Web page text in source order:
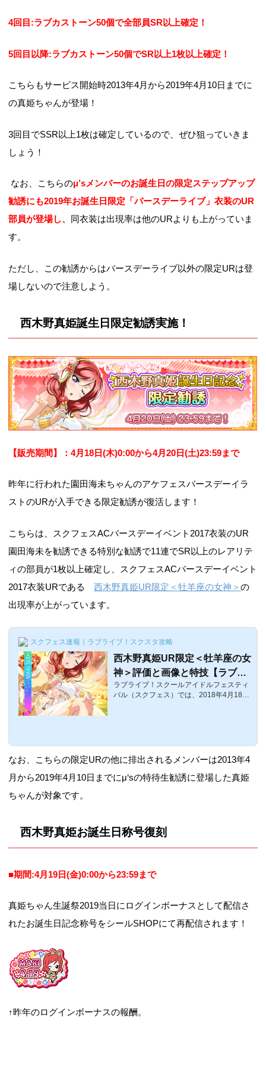
4回目:ラブカストーン50個で全部員SR以上確定！
5回目以降:ラブカストーン50個でSR以上1枚以上確定！
こちらもサービス開始時2013年4月から2019年4月10日までに
の真姫ちゃんが登場！
3回目でSSR以上1枚は確定しているので、ぜひ狙っていきま
しょう！
なお、こちらのμ’sメンバーのお誕生日の限定ステップアップ
勧誘にも2019年お誕生日限定「バースデーライブ」衣装のUR
部員が登場し、 同衣装は出現率は他のURよりも上がっていま
す。
ただし、この勧誘からはバースデーライブ以外の限定URは登
場しないので注意しよう。
西木野真姫誕生日限定勧誘実施！
【販売期間】：4月18日(木)0:00から4月20日(土)23:59まで
昨年に行われた園田海未ちゃんのアケフェスバースデーイラ
ストのURが入手できる限定勧誘が復活します！
こちらは、スクフェスACバースデーイベント2017衣装のUR
園田海未を勧誘できる特別な勧誘で11連でSR以上のレアリテ
ィの部員が1枚以上確定し、スクフェスACバースデーイベント
2017衣装URである西木野真姫UR限定＜牡羊座の女神＞の
出現率が上がっています。
スクフェス速報｜ラブライブ！スクスタ攻略
西木野真姫UR限定＜牡羊座の女
神＞評価と画像と特技【ラブラ
イブ！スクフェス】
ラブライブ！スクールアイドルフェスティ
バル（スクフェス）では、2018年4月18
ゃん」こと西木野真姫UR限定＜牡羊座の
女神＞の画像と特技とステータス等をまと
めています。西木野真姫UR限定＜牡羊座
の女神＞覚醒前後の画像​覚醒前覚醒後 体力
なお、こちらの限定URの他に排出されるメンバーは2013年4
月から2019年4月10日までにμ‘sの特待生勧誘に登場した真姫
ちゃんが対象です。
西木野真姫お誕生日称号復刻
■期間:4月19日(金)0:00から23:59まで
真姫ちゃん生誕祭2019当日にログインボーナスとして配信さ
れたお誕生日記念称号をシールSHOPにて再配信されます！
↑昨年のログインボーナスの報酬。